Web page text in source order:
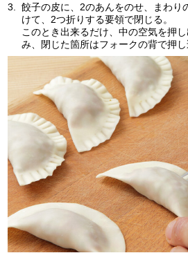
3.
餃子の皮に、2のあんをのせ、まわり
けて、2つ折りする要領で閉じる。
このとき出来るだけ、中の空気を押
み、閉じた箇所はフォークの背で押し